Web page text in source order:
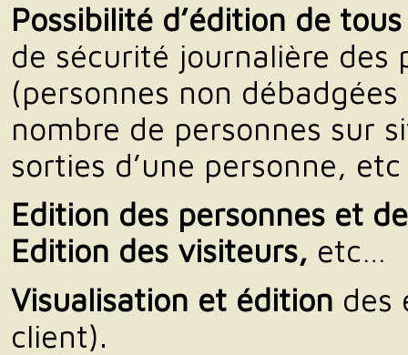
Possibilité d’édition de
de sécurité journalière des
(personnes non
nombre de personnes sur
sorties d’une personne,
Edition des personnes et
Edition des visiteurs, etc…
Visualisation et édition des
client).